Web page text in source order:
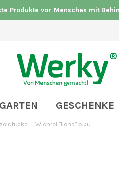
Produkte von Menschen mit
GARTEN GESCHENKE
Wichtel "Ilona" blau